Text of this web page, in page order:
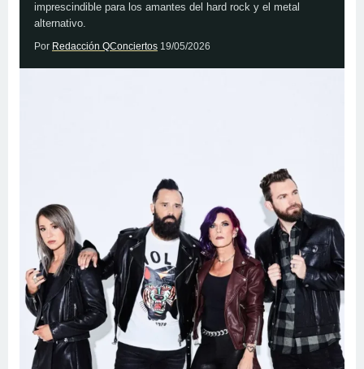
imprescindible para los amantes del hard rock y el metal
alternativo.
Por Redacción QConciertos 19/05/2026